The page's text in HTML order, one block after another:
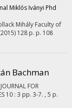
Miklós Iványi Phd
Mihály Faculty of
128 p. p. 108
Bachman
FOR
10 : 3 pp. 3-7. , 5 p.